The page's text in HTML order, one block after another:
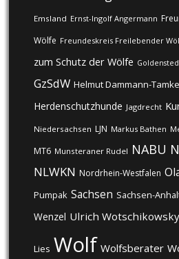
Emsland Ernst-Ingolf Angermann
Wölfe Freundeskreis Freilebender
zum Schutz der Wölfe
GzSdW Helmut Dammann-Tamke
Herdenschutzhunde Jagdrecht
Niedersachsen LJN Markus Bathen
MT6 Munsteraner Rudel NABU
NLWKN Nordrhein-Westfalen
Pumpak Sachsen Sachsen-
Wenzel Ulrich Wotschikowsky
Lies Wolf Wolfsberater